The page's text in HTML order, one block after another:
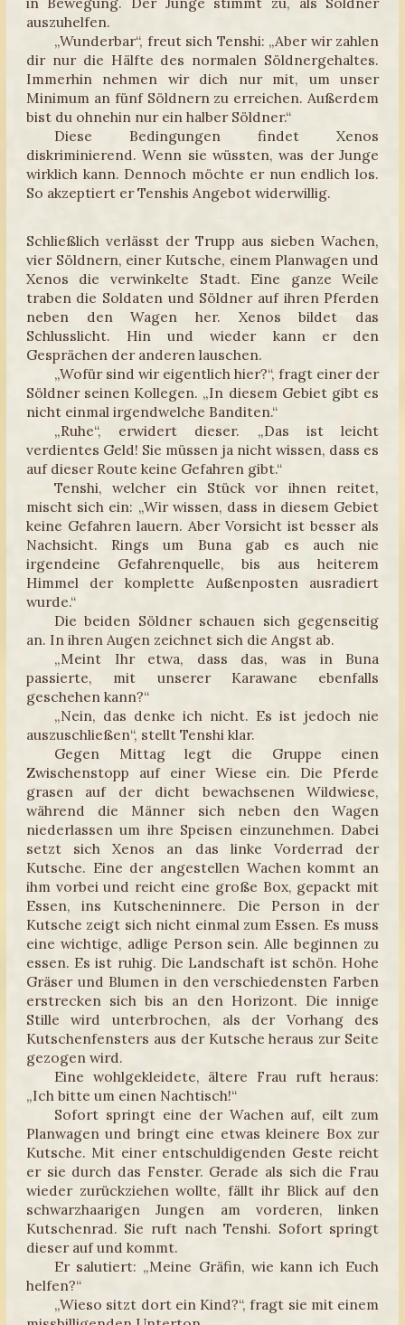
auszuhelfen.
„Wunderbar“, freut sich Tenshi: „Aber wir zahlen
dir nur die Hälfte des normalen Söldnergehaltes.
Immerhin nehmen wir dich nur mit, um unser
Minimum an fünf Söldnern zu erreichen. Außerdem
bist du ohnehin nur ein halber Söldner.“
Diese Bedingungen findet Xenos
diskriminierend. Wenn sie wüssten, was der Junge
wirklich kann. Dennoch möchte er nun endlich los.
So akzeptiert er Tenshis Angebot widerwillig.
Schließlich verlässt der Trupp aus sieben Wachen,
vier Söldnern, einer Kutsche, einem Planwagen und
Xenos die verwinkelte Stadt. Eine ganze Weile
traben die Soldaten und Söldner auf ihren Pferden
neben den Wagen her. Xenos bildet das
Schlusslicht. Hin und wieder kann er den
Gesprächen der anderen lauschen.
„Wofür sind wir eigentlich hier?“, fragt einer der
Söldner seinen Kollegen. „In diesem Gebiet gibt es
nicht einmal irgendwelche Banditen.“
„Ruhe“, erwidert dieser. „Das ist leicht
verdientes Geld! Sie müssen ja nicht wissen, dass es
auf dieser Route keine Gefahren gibt.“
Tenshi, welcher ein Stück vor ihnen reitet,
mischt sich ein: „Wir wissen, dass in diesem Gebiet
keine Gefahren lauern. Aber Vorsicht ist besser als
Nachsicht. Rings um Buna gab es auch nie
irgendeine Gefahrenquelle, bis aus heiterem
Himmel der komplette Außenposten ausradiert
wurde.“
Die beiden Söldner schauen sich gegenseitig
an. In ihren Augen zeichnet sich die Angst ab.
„Meint Ihr etwa, dass das, was in Buna
passierte, mit unserer Karawane ebenfalls
geschehen kann?“
„Nein, das denke ich nicht. Es ist jedoch nie
auszuschließen“, stellt Tenshi klar.
Gegen Mittag legt die Gruppe einen
Zwischenstopp auf einer Wiese ein. Die Pferde
grasen auf der dicht bewachsenen Wildwiese,
während die Männer sich neben den Wagen
niederlassen um ihre Speisen einzunehmen. Dabei
setzt sich Xenos an das linke Vorderrad der
Kutsche. Eine der angestellen Wachen kommt an
ihm vorbei und reicht eine große Box, gepackt mit
Essen, ins Kutscheninnere. Die Person in der
Kutsche zeigt sich nicht einmal zum Essen. Es muss
eine wichtige, adlige Person sein. Alle beginnen zu
essen. Es ist ruhig. Die Landschaft ist schön. Hohe
Gräser und Blumen in den verschiedensten Farben
erstrecken sich bis an den Horizont. Die innige
Stille wird unterbrochen, als der Vorhang des
Kutschenfensters aus der Kutsche heraus zur Seite
gezogen wird.
Eine wohlgekleidete, ältere Frau ruft heraus:
„Ich bitte um einen Nachtisch!“
Sofort springt eine der Wachen auf, eilt zum
Planwagen und bringt eine etwas kleinere Box zur
Kutsche. Mit einer entschuldigenden Geste reicht
er sie durch das Fenster. Gerade als sich die Frau
wieder zurückziehen wollte, fällt ihr Blick auf den
schwarzhaarigen Jungen am vorderen, linken
Kutschenrad. Sie ruft nach Tenshi. Sofort springt
dieser auf und kommt.
Er salutiert: „Meine Gräfin, wie kann ich Euch
helfen?“
„Wieso sitzt dort ein Kind?“, fragt sie mit einem